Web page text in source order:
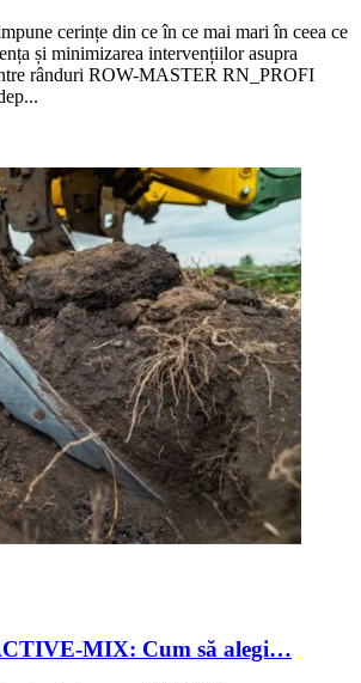
cerințe din ce în ce mai mari în ceea ce
și minimizarea intervențiilor asupra
rânduri ROW-MASTER RN_PROFI
MIX: Cum să alegi…